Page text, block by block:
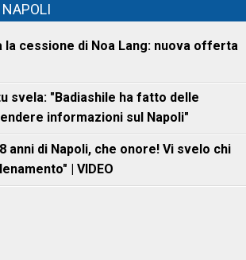
la cessione di Noa Lang: nuova offerta
svela: "Badiashile ha fatto delle
informazioni sul Napoli"
anni di Napoli, che onore! Vi svelo chi
| VIDEO